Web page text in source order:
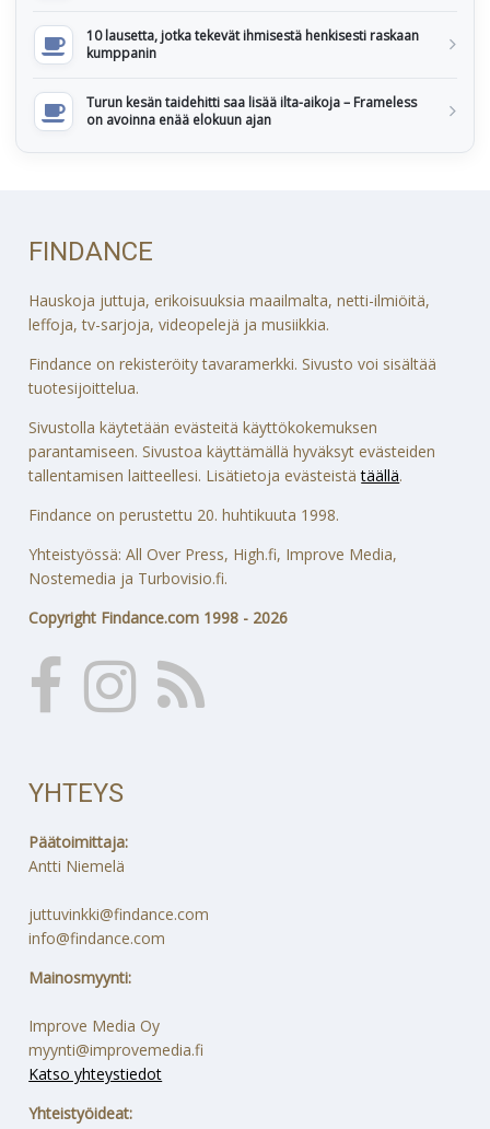
10 lausetta, jotka tekevät ihmisestä henkisesti raskaan
kumppanin
Turun kesän taidehitti saa lisää ilta-aikoja – Frameless
on avoinna enää elokuun ajan
FINDANCE
Hauskoja juttuja, erikoisuuksia maailmalta, netti-ilmiöitä,
leffoja, tv-sarjoja, videopelejä ja musiikkia.
Findance on rekisteröity tavaramerkki. Sivusto voi sisältää
tuotesijoittelua.
Sivustolla käytetään evästeitä käyttökokemuksen
parantamiseen. Sivustoa käyttämällä hyväksyt evästeiden
tallentamisen laitteellesi. Lisätietoja evästeistätäällä.
Findance on perustettu 20. huhtikuuta 1998.
Yhteistyössä: All Over Press, High.fi, Improve Media,
Nostemedia ja Turbovisio.fi.
Copyright Findance.com 1998 - 2026
YHTEYS
Päätoimittaja:
Antti Niemelä
juttuvinkki@findance.com
info@findance.com
Mainosmyynti:
Improve Media Oy
myynti@improvemedia.fi
Katso yhteystiedot
Yhteistyöideat: